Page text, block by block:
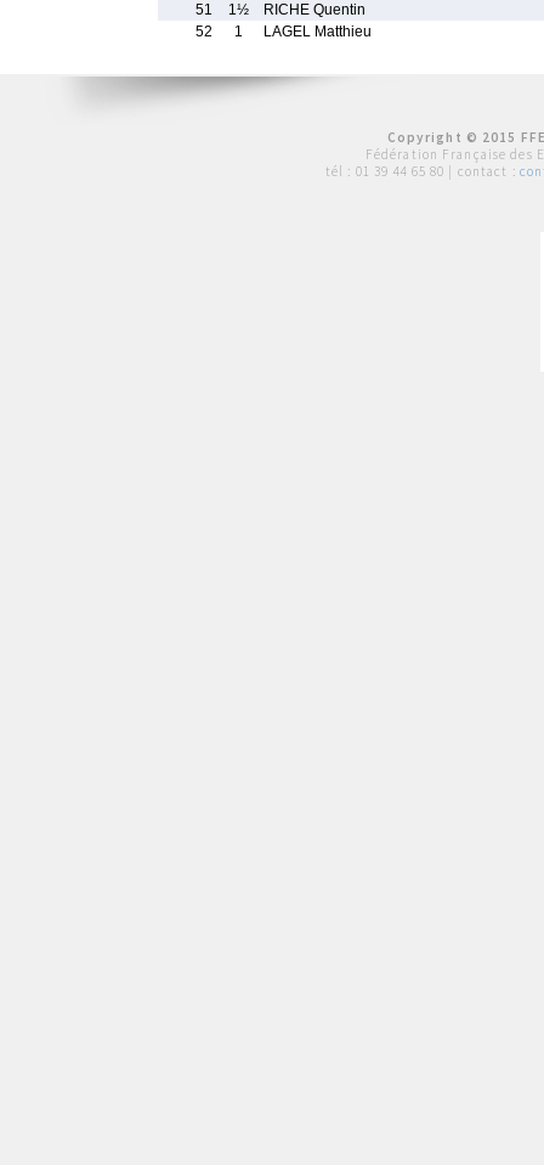
51
1½
RICHE Quentin
52
1 LAGEL Matthieu
Copyright © 2015
Fédération Française des
tél : 01 39 44 65 80 | contact :